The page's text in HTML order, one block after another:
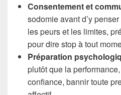
Consentement et
sodomie avant d’y
les peurs et les limites,
pour dire stop à tout
Préparation
plutôt que la
confiance, bannir toute